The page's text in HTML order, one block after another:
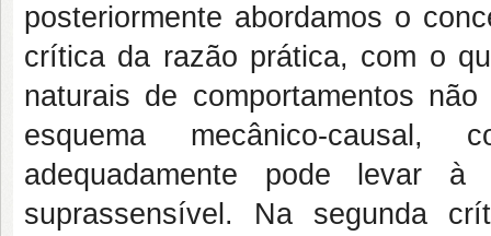
posteriormente abordamos o
crítica da razão prática, com o
naturais de comportamentos
esquema mecânico-
adequadamente pode levar
suprassensível. Na segunda